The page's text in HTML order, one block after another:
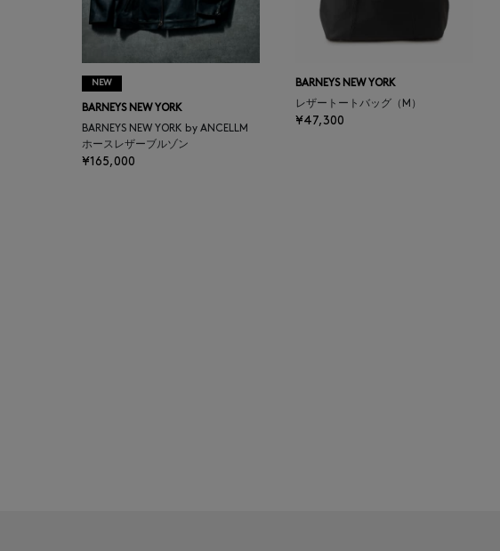
AURALEE
AUTRY
BAGUTTA
NEW
BARNEYS NEW YORK
BARNEYS NEW YORK by ANCELLM
ホースレザーブルゾン
¥165,000
BARNEYS NEW YORK
レザートートバッグ（M）
¥47,300